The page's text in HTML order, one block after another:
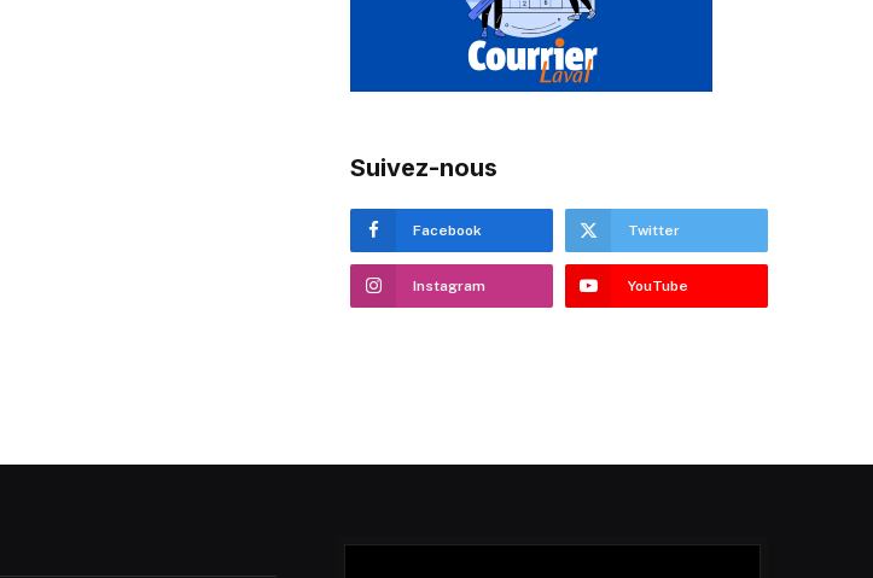
Suivez-nous
Facebook Twitter
Instagram YouTube